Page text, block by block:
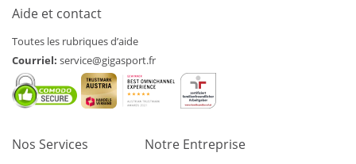
Aide et contact
Toutes les rubriques d’aide
Courriel: service@gigasport.fr
Nos Services Notre Entreprise